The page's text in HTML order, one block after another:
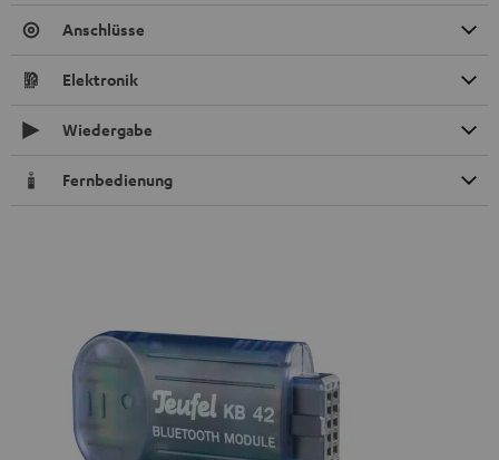
Anschlüsse
Elektronik
Wiedergabe
Fernbedienung